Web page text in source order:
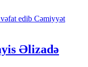
Cəmiyyət
Əlizadə